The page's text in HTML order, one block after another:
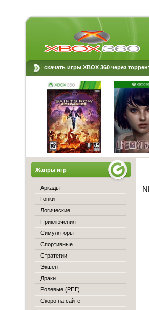
скачать игры XBOX 360 через
Жанры игр
Аркады
Гонки
Логические
Приключения
Симуляторы
Спортивные
Стратегии
Экшен
Драки
Ролевые (РПГ)
Скоро на сайте